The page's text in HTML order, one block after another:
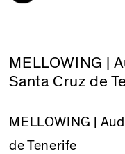
MELLOWING |
Santa Cruz de
MELLOWING |
de Tenerife